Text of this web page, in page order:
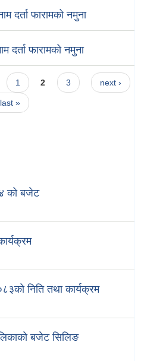
दर्ता फारामको नमुना
दर्ता फारामको नमुना
1 2 3 next ›
last »
को बजेट
निति तथा कार्यक्रम
बजेट सिलिङ